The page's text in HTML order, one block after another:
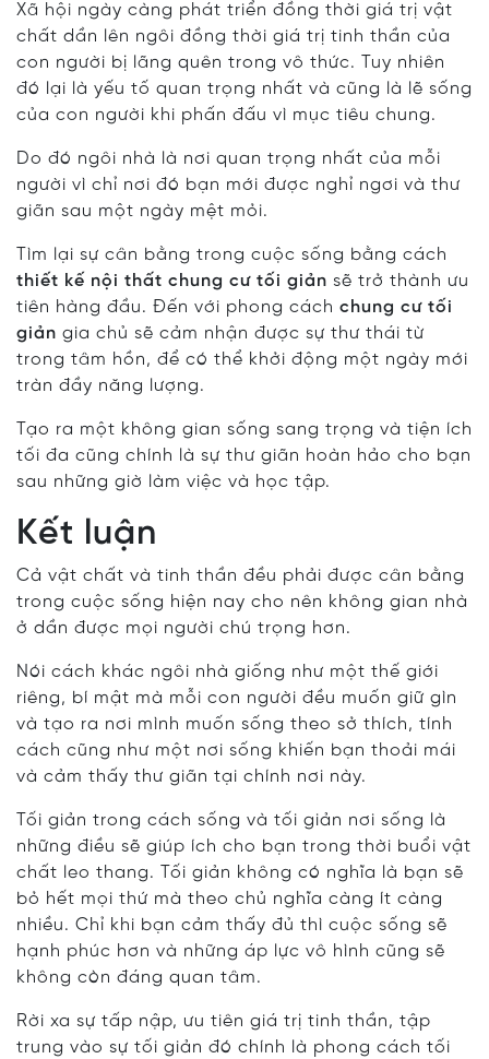
Xã hội ngày càng phát triển đồng thời giá trị vật
chất dần lên ngôi đồng thời giá trị tinh thần của
con người bị lãng quên trong vô thức. Tuy nhiên
đó lại là yếu tố quan trọng nhất và cũng là lẽ sống
của con người khi phấn đấu vì mục tiêu chung.
Do đó ngôi nhà là nơi quan trọng nhất của mỗi
người vì chỉ nơi đó bạn mới được nghỉ ngơi và thư
giãn sau một ngày mệt mỏi.
Tìm lại sự cân bằng trong cuộc sống bằng cách
thiết kế nội thất chung cư tối giản sẽ trở thành ưu
tiên hàng đầu. Đến với phong cách chung cư tối
giản gia chủ sẽ cảm nhận được sự thư thái từ
trong tâm hồn, để có thể khởi động một ngày mới
tràn đầy năng lượng.
Tạo ra một không gian sống sang trọng và tiện ích
tối đa cũng chính là sự thư giãn hoàn hảo cho bạn
sau những giờ làm việc và học tập.
Kết luận
Cả vật chất và tinh thần đều phải được cân bằng
trong cuộc sống hiện nay cho nên không gian nhà
ở dần được mọi người chú trọng hơn.
Nói cách khác ngôi nhà giống như một thế giới
riêng, bí mật mà mỗi con người đều muốn giữ gìn
và tạo ra nơi mình muốn sống theo sở thích, tính
cách cũng như một nơi sống khiến bạn thoải mái
và cảm thấy thư giãn tại chính nơi này.
Tối giản trong cách sống và tối giản nơi sống là
những điều sẽ giúp ích cho bạn trong thời buổi vật
chất leo thang. Tối giản không có nghĩa là bạn sẽ
bỏ hết mọi thứ mà theo chủ nghĩa càng ít càng
nhiều. Chỉ khi bạn cảm thấy đủ thì cuộc sống sẽ
hạnh phúc hơn và những áp lực vô hình cũng sẽ
không còn đáng quan tâm.
Rời xa sự tấp nập, ưu tiên giá trị tinh thần, tập
trung vào sự tối giản đó chính là phong cách tối